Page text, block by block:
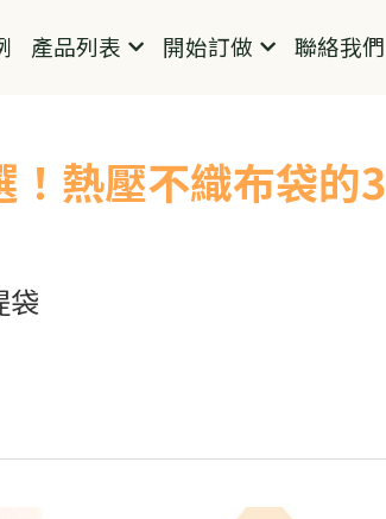
產品列表 開始訂做 聯絡我們
！熱壓不織布袋的3
袋